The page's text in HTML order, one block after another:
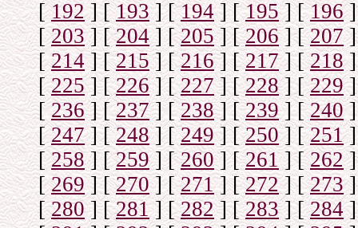
[192] [193] [194] [195] [196]
[203] [204] [205] [206] [207]
[214] [215] [216] [217] [218]
[225] [226] [227] [228] [229]
[236] [237] [238] [239] [240]
[247] [248] [249] [250] [251]
[258] [259] [260] [261] [262]
[269] [270] [271] [272] [273]
[280] [281] [282] [283] [284]